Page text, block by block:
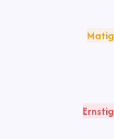
Matig
Ernstig